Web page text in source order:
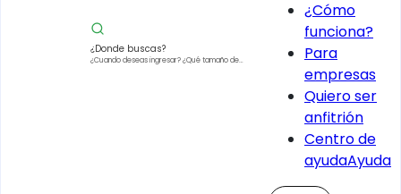
¿Donde buscas?
¿Cuando deseas ingresar?¿Qué tamaño de
¿Cómo
funciona?
Para
empresas
Quiero ser
anfitrión
Centro de
ayudaAyuda